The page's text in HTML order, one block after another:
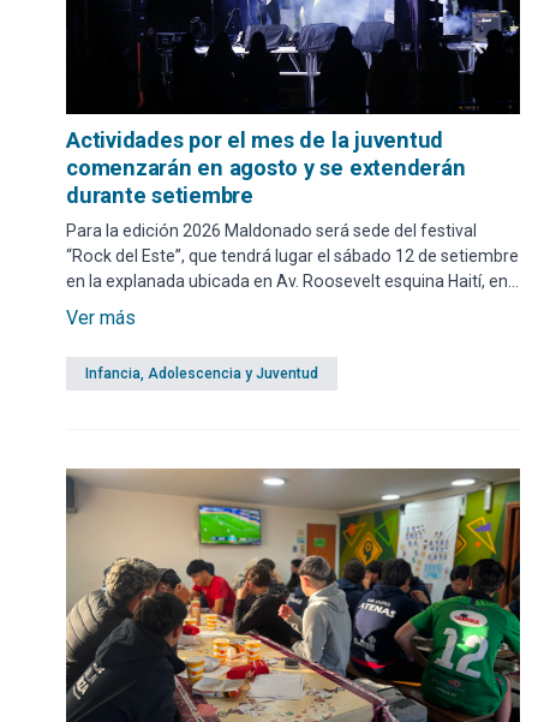
Actividades por el mes de la juventud
comenzarán en agosto y se extenderán
durante setiembre
Para la edición 2026 Maldonado será sede del festival
“Rock del Este”, que tendrá lugar el sábado 12 de setiembre
en la explanada ubicada en Av. Roosevelt esquina Haití, en
el Parque La Loma. Cabe destacar que los encuentros son
Ver más
Infancia, Adolescencia y Juventud